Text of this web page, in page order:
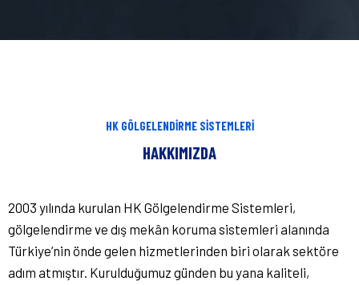
HK GÖLGELENDIRME SISTEMLERI
HAKKIMIZDA
2003 yılında kurulan HK Gölgelendirme Sistemleri,
gölgelendirme ve dış mekân koruma sistemleri alanında
Türkiye’nin önde gelen hizmetlerinden biri olarak sektöre
adım atmıştır. Kurulduğumuz günden bu yana kaliteli,